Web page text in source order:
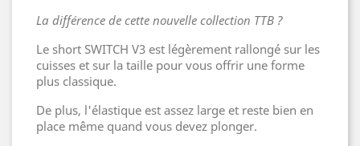
La différence de cette nouvelle collection TTB ?
Le short SWITCH V3 est légèrement rallongé sur les
cuisses et sur la taille pour vous offrir une forme
plus classique.
De plus, l'élastique est assez large et reste bien en
place même quand vous devez plonger.